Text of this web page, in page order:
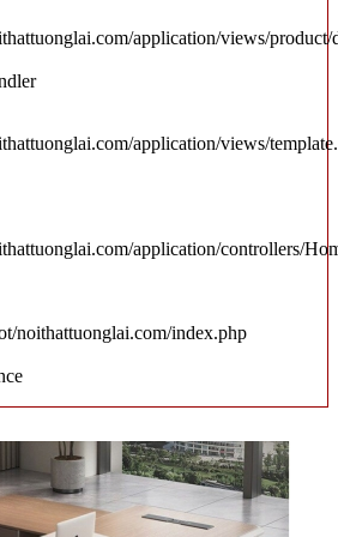
application/views/product/
application/views/
application/controllers/
noithattuonglai.com/index.php